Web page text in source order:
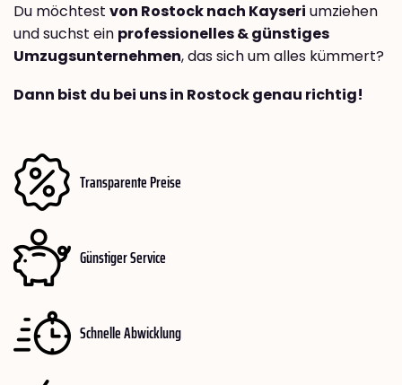
Du möchtest von Rostock nach Kayseri umziehen
und suchst ein professionelles & günstiges
Umzugsunternehmen, das sich um alles kümmert?
Dann bist du bei uns in Rostock genau richtig!
Transparente Preise
Günstiger Service
Schnelle Abwicklung